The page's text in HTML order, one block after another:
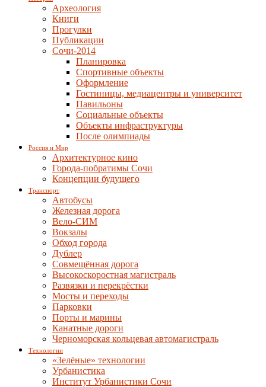
Археология
Книги
Прогулки
Публикации
Сочи-2014
Планировка
Спортивные объекты
Оформление
Гостиницы, медиацентры и университет
Павильоны
Социальные объекты
Объекты инфраструктуры
После олимпиады
Россия и Мир
Архитектурное кино
Города-побратимы Сочи
Концепции будущего
Транспорт
Автобусы
Железная дорога
Вело-СИМ
Вокзалы
Обход города
Дублер
Совмещённая дорога
Высокоскоростная магистраль
Развязки и перекрёстки
Мосты и переходы
Парковки
Порты и марины
Канатные дороги
Черноморская кольцевая автомагистраль
Технологии
«Зелёные» технологии
Урбанистика
Институт Урбанистики Сочи